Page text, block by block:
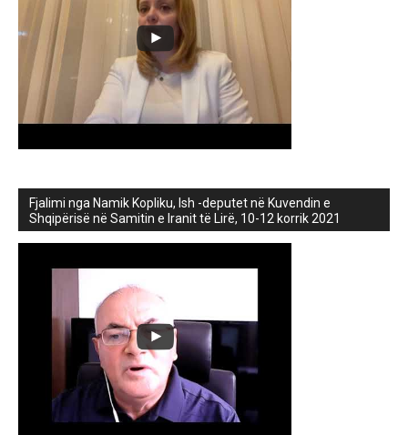
Fjalimi nga Namik Kopliku, Ish -deputet në Kuvendin e
Shqipërisë në Samitin e Iranit të Lirë, 10-12 korrik 2021